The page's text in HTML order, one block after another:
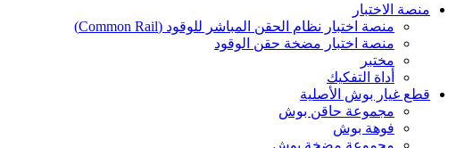
منصة الاختبار
منصة اختبار نظام الحقن المباشر للوقود (Common Rail)
منصة اختبار مضخة حقن الوقود
مختبر
أداة التفكيك
قطع غيار بوش الأصلية
مجموعة حاقن بوش
فوهة بوش
مجموعة مضخة بوش